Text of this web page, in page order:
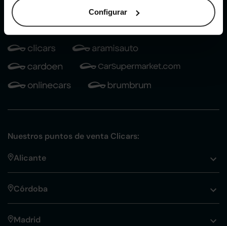
Configurar
Con sede en: España, Francia, Bélgica, Reino Unido, Austria
e Italia.
¡Vendemos 1 coche por minuto!
Nuestros puntos de venta Clicars:
Alicante
Córdoba
Madrid